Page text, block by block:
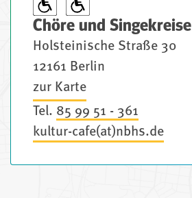
Chöre und Singekreise
Holsteinische Straße 30
12161 Berlin
zur Karte
Tel. 85 99 51 - 361
kultur-cafe(at)nbhs.de